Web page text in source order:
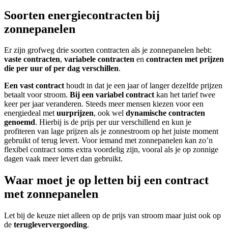
Soorten energiecontracten bij
zonnepanelen
Er zijn grofweg drie soorten contracten als je zonnepanelen hebt:
vaste contracten, variabele contracten en contracten met prijzen
die per uur of per dag verschillen.
Een vast contracthoudt in dat je een jaar of langer dezelfde prijzen
betaalt voor stroom. Bij een variabel contractkan het tarief twee
keer per jaar veranderen. Steeds meer mensen kiezen voor een
energiedeal metuurprijzen, ook wel dynamische contracten
genoemd. Hierbij is de prijs per uur verschillend en kun je
profiteren van lage prijzen als je zonnestroom op het juiste moment
gebruikt of terug levert. Voor iemand met zonnepanelen kan zo’n
flexibel contract soms extra voordelig zijn, vooral als je op zonnige
dagen vaak meer levert dan gebruikt.
Waar moet je op letten bij een contract
met zonnepanelen
Let bij de keuze niet alleen op de prijs van stroom maar juist ook op
de terugleververgoeding.